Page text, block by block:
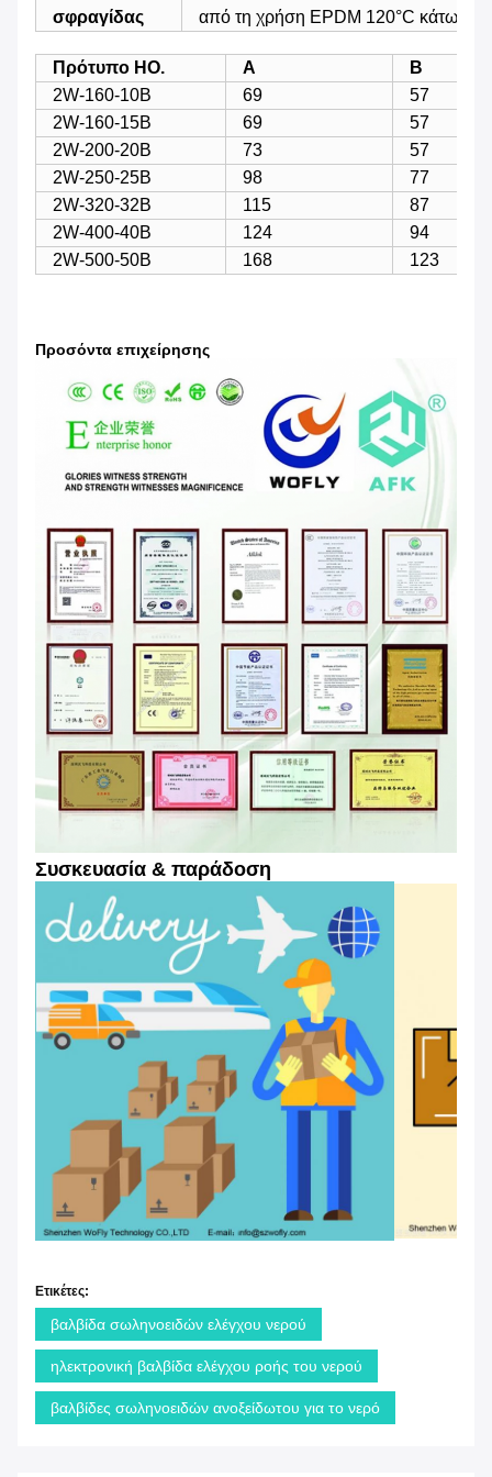
σφραγίδας
από τη χρήση EPDM 120°C κάτω
Πρότυπο HO. Α
Β
2W-160-10B
69
57
2W-160-15B
69
57
2W-200-20B
73
57
2W-250-25B
98
77
2W-320-32B
115
87
2W-400-40B
124
94
2W-500-50B
168 123
Προσόντα επιχείρησης
Συσκευασία & παράδοση
Ετικέτες:
βαλβίδα σωληνοειδών ελέγχου νερού
ηλεκτρονική βαλβίδα ελέγχου ροής του νερού
βαλβίδες σωληνοειδών ανοξείδωτου για το νερό